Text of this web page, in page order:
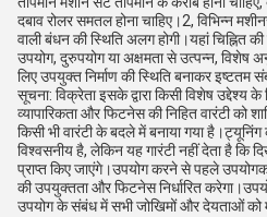
दबाव रोलर समतल होना चाहिए।2, विभिन्न
वाली बंधन की स्थिति अलग होगी।यहां चिह्नित
उपयोग, दुरुपयोग या अक्षमता से उत्पन्न, विशेष
लिए उपयुक्त निर्माण की स्थिति बनाकर इष्टतम
सूचना: विक्रेता इसके द्वारा किसी विशेष उद्देश्य
व्यापारिकता और फिटनेस की निहित वारंटी को
किसी भी वारंटी के बदले में बनाया गया है।ट्यूनिंग
विश्वसनीय है, लेकिन यह गारंटी नहीं देता है कि
प्राप्त किए जाएंगे।उपयोग करने से पहले
की उपयुक्तता और फिटनेस निर्धारित
उपयोग के संबंध में सभी जोखिमों और देयताओं को